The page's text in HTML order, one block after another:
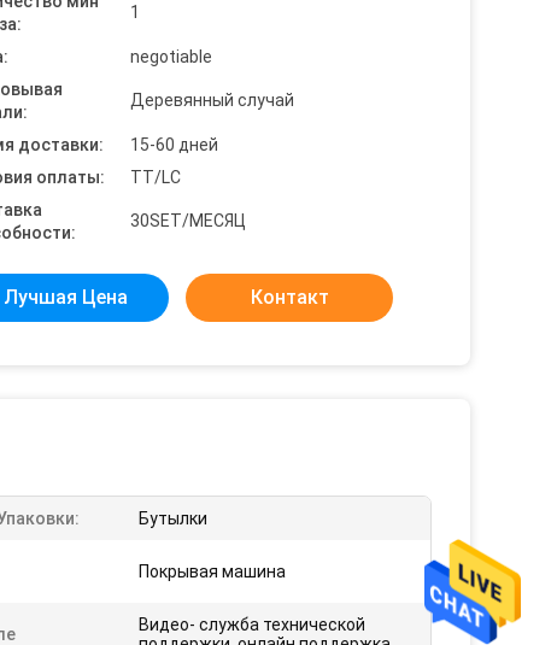
1
negotiable
Деревянный случай
доставки:
15-60 дней
оплаты:
TT/LC
30SET/МЕСЯЦ
Лучшая Цена Контакт
Бутылки
Покрывая машина
Видео- служба технической